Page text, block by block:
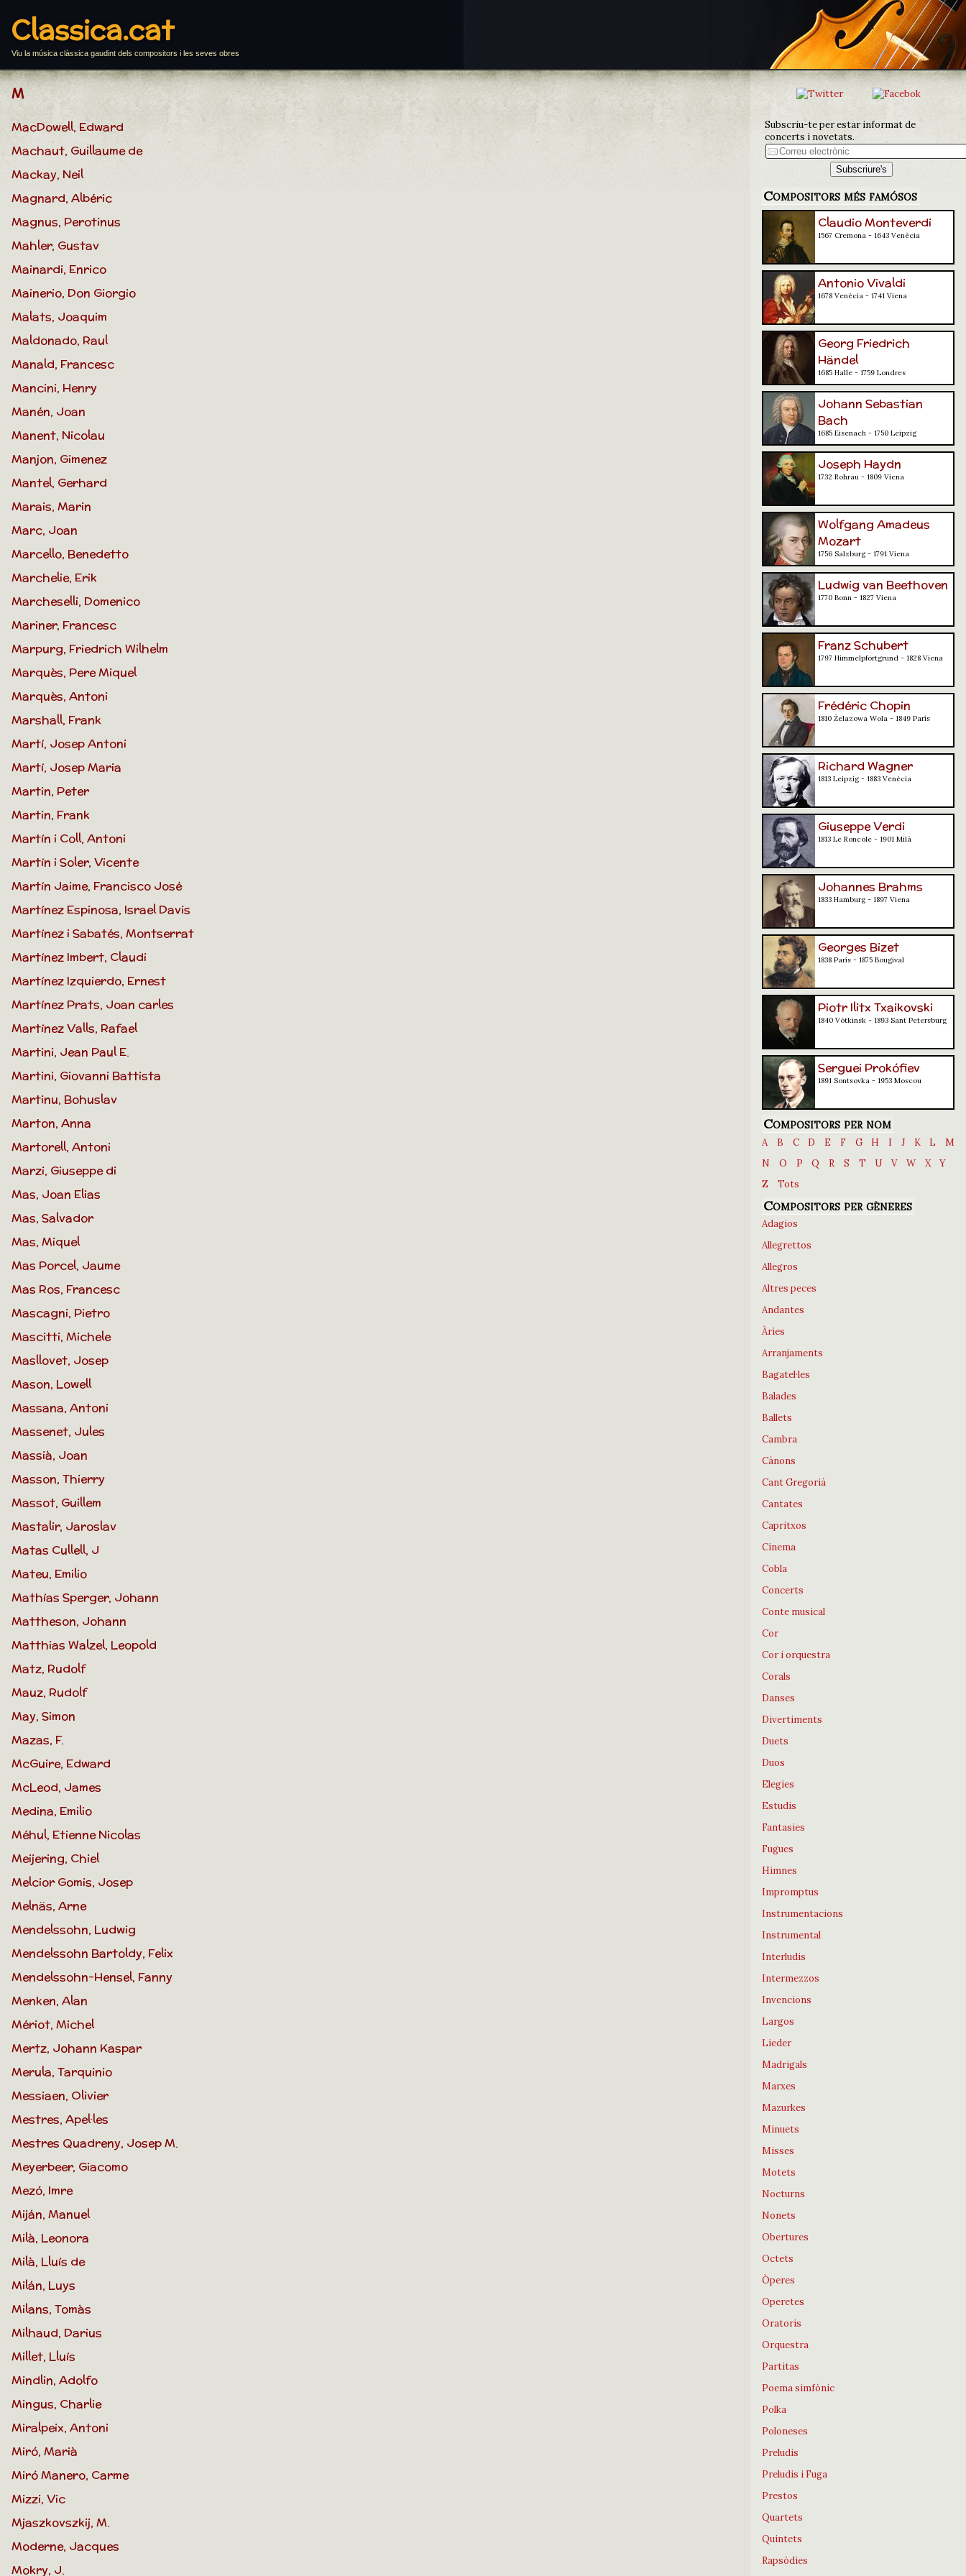
Classica.cat
Viu la música clàssica gaudint dels compositors i les seves obres
M
MacDowell, Edward
Machaut, Guillaume de
Mackay, Neil
Magnard, Albéric
Magnus, Perotinus
Mahler, Gustav
Mainardi, Enrico
Mainerio, Don Giorgio
Malats, Joaquim
Maldonado, Raul
Manald, Francesc
Mancini, Henry
Manén, Joan
Manent, Nicolau
Manjon, Gimenez
Mantel, Gerhard
Marais, Marin
Marc, Joan
Marcello, Benedetto
Marchelie, Erik
Marcheselli, Domenico
Mariner, Francesc
Marpurg, Friedrich Wilhelm
Marquès, Pere Miquel
Marquès, Antoni
Marshall, Frank
Martí, Josep Antoni
Martí, Josep Maria
Martin, Peter
Martin, Frank
Martín i Coll, Antoni
Martín i Soler, Vicente
Martín Jaime, Francisco José
Martínez Espinosa, Israel Davis
Martínez i Sabatés, Montserrat
Martínez Imbert, Claudi
Martínez Izquierdo, Ernest
Martínez Prats, Joan carles
Martínez Valls, Rafael
Martini, Jean Paul E.
Martini, Giovanni Battista
Martinu, Bohuslav
Marton, Anna
Martorell, Antoni
Marzi, Giuseppe di
Mas, Joan Elias
Mas, Salvador
Mas, Miquel
Mas Porcel, Jaume
Mas Ros, Francesc
Mascagni, Pietro
Mascitti, Michele
Masllovet, Josep
Mason, Lowell
Massana, Antoni
Massenet, Jules
Massià, Joan
Masson, Thierry
Massot, Guillem
Mastalir, Jaroslav
Matas Cullell, J
Mateu, Emilio
Mathías Sperger, Johann
Mattheson, Johann
Matthias Walzel, Leopold
Matz, Rudolf
Mauz, Rudolf
May, Simon
Mazas, F.
McGuire, Edward
McLeod, James
Medina, Emilio
Méhul, Etienne Nicolas
Meijering, Chiel
Melcior Gomis, Josep
Melnäs, Arne
Mendelssohn, Ludwig
Mendelssohn Bartoldy, Felix
Mendelssohn-Hensel, Fanny
Menken, Alan
Mériot, Michel
Mertz, Johann Kaspar
Merula, Tarquinio
Messiaen, Olivier
Mestres, Apel·les
Mestres Quadreny, Josep M.
Meyerbeer, Giacomo
Mezó, Imre
Miján, Manuel
Milà, Leonora
Milà, Lluís de
Milán, Luys
Milans, Tomàs
Milhaud, Darius
Millet, Lluís
Mindlin, Adolfo
Mingus, Charlie
Miralpeix, Antoni
Miró, Marià
Miró Manero, Carme
Mizzi, Vic
Mjaszkovszkij, M.
Moderne, Jacques
Mokry, J.
Subscriu-te per estar informat de
concerts i novetats.
Compositors més famósos
Claudio Monteverdi
1567 Cremona - 1643 Venècia
Antonio Vivaldi
1678 Venècia - 1741 Viena
Georg Friedrich
Händel
1685 Halle - 1759 Londres
Johann Sebastian
Bach
1685 Eisenach - 1750 Leipzig
Joseph Haydn
1732 Rohrau - 1809 Viena
Wolfgang Amadeus
Mozart
1756 Salzburg - 1791 Viena
Ludwig van Beethoven
1770 Bonn - 1827 Viena
Franz Schubert
1797 Himmelpfortgrund - 1828 Viena
Frédéric Chopin
1810 Żelazowa Wola - 1849 París
Richard Wagner
1813 Leipzig - 1883 Venècia
Giuseppe Verdi
1813 Le Roncole - 1901 Milà
Johannes Brahms
1833 Hamburg - 1897 Viena
Georges Bizet
1838 París - 1875 Bougival
Piotr Ilitx Txaikovski
1840 Vótkinsk - 1893 Sant Petersburg
Serguei Prokófiev
1891 Sontsovka - 1953 Moscou
Compositors per nom
A B C D E F G H I J K L
M
N
O P Q R S T U V W X
Y
Z
Tots
Compositors per gèneres
Adagios
Allegrettos
Allegros
Altres peces
Andantes
Àries
Arranjaments
Bagatel·les
Balades
Ballets
Cambra
Cànons
Cant Gregorià
Cantates
Capritxos
Cinema
Cobla
Concerts
Conte musical
Cor
Cor i orquestra
Corals
Danses
Divertiments
Duets
Duos
Elegies
Estudis
Fantasies
Fugues
Himnes
Impromptus
Instrumentacions
Instrumental
Interludis
Intermezzos
Invencions
Largos
Lieder
Madrigals
Marxes
Mazurkes
Minuets
Misses
Motets
Nocturns
Nonets
Obertures
Octets
Òperes
Operetes
Oratoris
Orquestra
Partitas
Poema simfònic
Polka
Poloneses
Preludis
Preludis i Fuga
Prestos
Quartets
Quintets
Rapsòdies